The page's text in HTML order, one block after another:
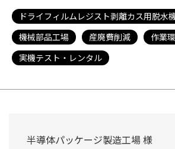
ドライフィルムレジスト剥離カス用脱水
機械部品工場
産廃費削減
作業
実機テスト・レンタル
半導体パッケージ製造工場 様